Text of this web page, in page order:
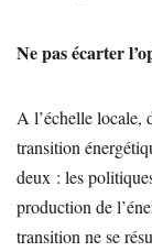
Ne pas écarter
A l’échelle locale,
transition
deux : les
production de
transition ne se